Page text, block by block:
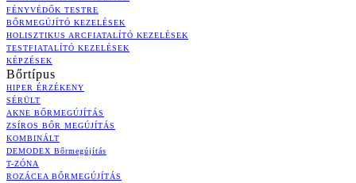
FÉNYVÉDŐK TESTRE
BŐRMEGÚJÍTÓ KEZELÉSEK
HOLISZTIKUS ARCFIATALÍTÓ KEZELÉSEK
TESTFIATALÍTÓ KEZELÉSEK
KÉPZÉSEK
Bőrtípus
HIPER ÉRZÉKENY
SÉRÜLT
AKNE BŐRMEGÚJÍTÁS
ZSÍROS BŐR MEGÚJÍTÁS
KOMBINÁLT
DEMODEX Bőrmegújítás
T-ZÓNA
ROZÁCEA BŐRMEGÚJÍTÁS